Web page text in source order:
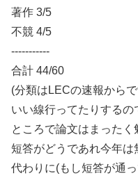
著作 3/5
不競 4/5
-----------
合計 44/60
(分類はLECの速報から
いい線行ってたりする
ところで論文はまったく
短答がどうであれ今年は
代わりに(もし短答が通